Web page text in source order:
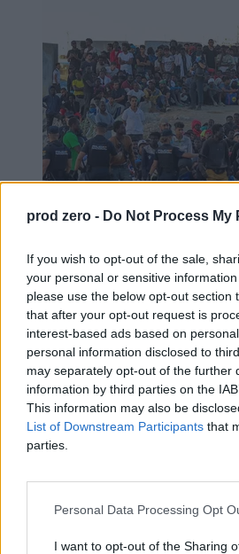
prod zero - Do Not Process
If you wish to opt-out of the sale,
your personal or sensitive
please use the below opt-out
that after your opt-out request is
interest-based ads based on
personal information disclosed to
may separately opt-out of the further
information by third parties on the
This information may also be
List of Downstream Participants that
parties.
Personal Data Processing Opt
I want to opt-out of the Sharing
Kryzys migracyjny w
dużo dziewczynek i dzieci
Hiszpański rząd przyznaje, że wśród
dotarli do Ceuty z Maroka w ramach fali
więcej osób poniżej 13. roku życia.
Hiszpania nie stawia oporu wobec ich
respektowane jest prawo dzieci.
Tomasz Pałasz
Świat